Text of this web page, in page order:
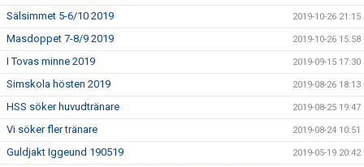
Sälsimmet 5-6/10 2019 2019-10-26 21:15
Masdoppet 7-8/9 2019 2019-10-26 15:58
I Tovas minne 2019 2019-09-15 17:30
Simskola hösten 2019 2019-08-26 18:13
HSS söker huvudtränare 2019-08-25 19:47
Vi söker fler tränare 2019-08-24 10:51
Guldjakt Iggeund 190519 2019-05-19 20:42